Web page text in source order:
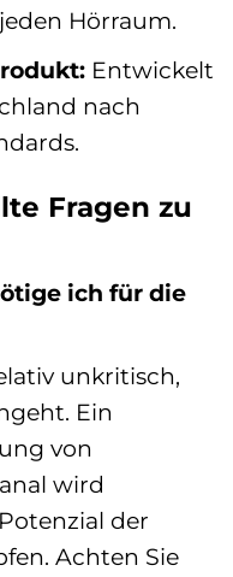
Hörraum.
Entwickelt
nach
Fragen zu
ich für die
unkritisch,
Ein
von
wird
der
Achten Sie